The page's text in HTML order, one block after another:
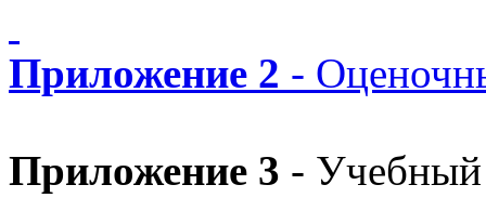
Приложение 2 -
Приложение 3 -